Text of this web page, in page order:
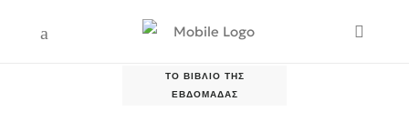
ΤΟ ΒΙΒΛΊΟ ΤΗΣ
ΕΒΔΟΜΆΔΑΣ